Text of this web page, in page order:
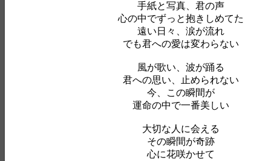
手紙と写真、君の声
心の中でずっと抱きしめてた
遠い日々、涙が流れ
でも君への愛は変わらない
風が歌い、波が踊る
君への思い、止められない
今、この瞬間が
運命の中で一番美しい
大切な人に会える
その瞬間が奇跡
心に花咲かせて